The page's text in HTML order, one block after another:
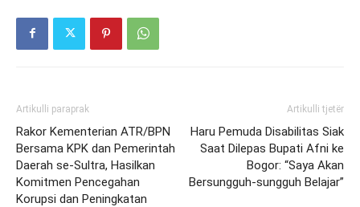
Artikulli paraprak
Rakor Kementerian ATR/BPN
Bersama KPK dan Pemerintah
Daerah se-Sultra, Hasilkan
Komitmen Pencegahan
Korupsi dan Peningkatan
Artikulli tjetër
Haru Pemuda Disabilitas Siak
Saat Dilepas Bupati Afni ke
Bogor: “Saya Akan
Bersungguh-sungguh Belajar”